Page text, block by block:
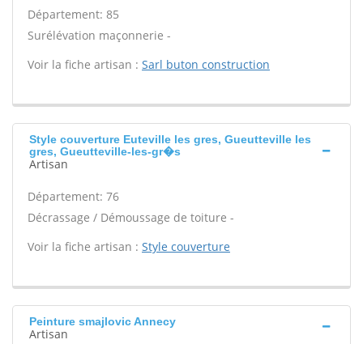
Département: 85
Surélévation maçonnerie -
Voir la fiche artisan : Sarl buton construction
Style couverture Euteville les gres, Gueutteville les
gres, Gueutteville-les-gr�s
Artisan
Département: 76
Décrassage / Démoussage de toiture -
Voir la fiche artisan : Style couverture
Peinture smajlovic Annecy
Artisan